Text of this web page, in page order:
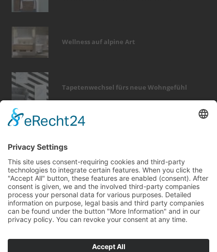
Wellness auf alpine Art
Tapetenwechsel fürs neue Wohngefühl
kamin beratung photovoltaik
rund ums haus
dach
renovieren entfeuchtung
hausbau
dämmung
zaun fußboden fenster
möbel
küche
türen wärme dekoration
fliesen